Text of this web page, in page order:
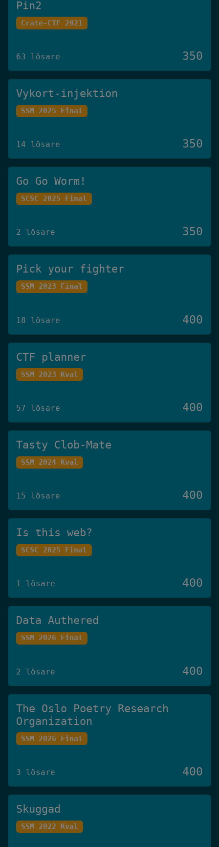
Pin2
Crate-CTF 2021
63 lösare 350
Vykort-injektion
SSM 2025 Final
14 lösare 350
Go Go Worm!
SCSC 2025 Final
2 lösare 350
Pick your fighter
SSM 2023 Final
18 lösare 400
CTF planner
SSM 2023 Kval
57 lösare 400
Tasty Clob-Mate
SSM 2024 Kval
15 lösare 400
Is this web?
SCSC 2025 Final
1 lösare 400
Data Authered
SSM 2026 Final
2 lösare 400
The Oslo Poetry Research
Organization
SSM 2026 Final
3 lösare 400
Skuggad
SSM 2022 Kval